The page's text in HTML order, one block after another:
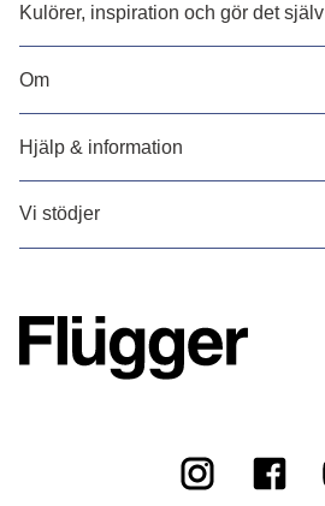
Kulörer, inspiration och gör det själv
Om
Hjälp & information
Vi stödjer